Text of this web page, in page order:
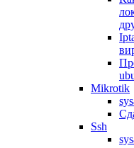
Mikrotik
Ssh